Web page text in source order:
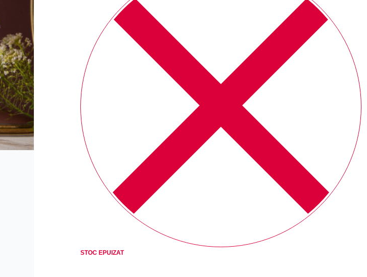
STOC EPUIZAT